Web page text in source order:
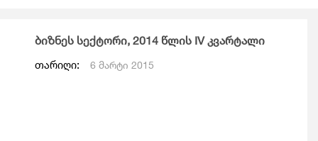
ბიზნეს სექტორი, 2014 წლის IV კვარტალი
თარიღი: 6 მარტი 2015